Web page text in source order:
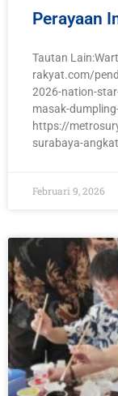
Perayaan
Tautan
rakyat.com/
2026-nation-
masak-
https://
surabaya-
Februari 9, 2026